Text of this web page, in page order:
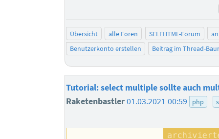
Übersicht alle Foren SELFHTML-Forum
Benutzerkonto erstellen
Beitrag im Thread-
Tutorial: select multiple sollte auch
Raketenbastler01.03.2021 00:59 php